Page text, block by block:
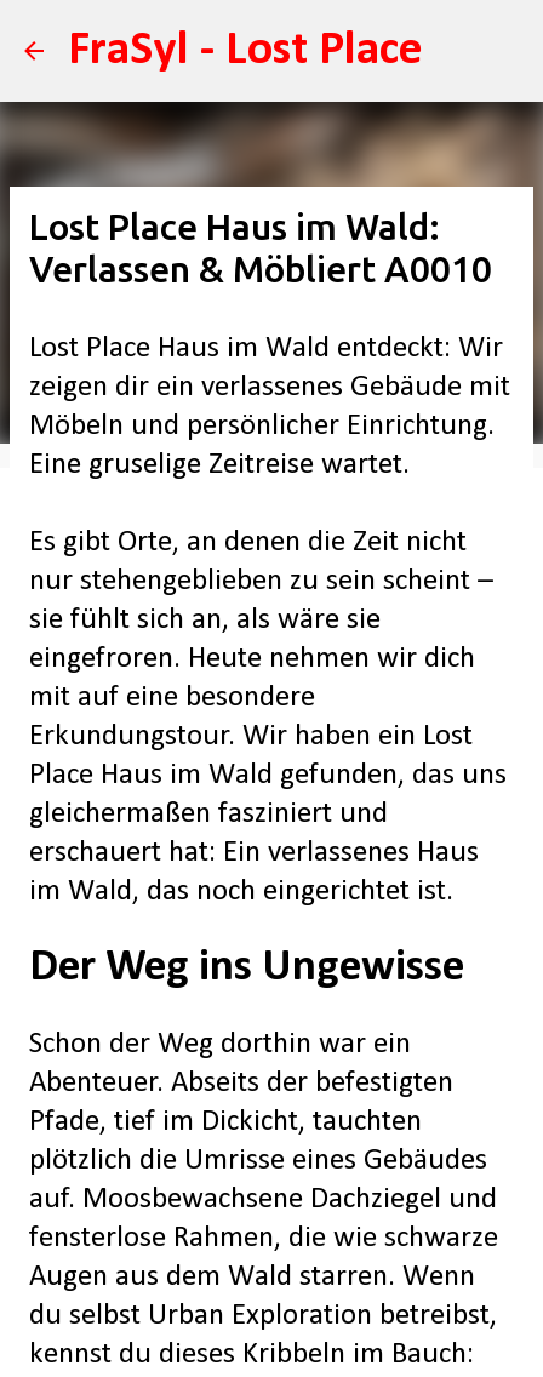
Direkt zum Hauptbereich
FraSyl - Lost Place
Lost Place Haus im Wald:
Verlassen & Möbliert A0010
Lost Place Haus im Wald entdeckt: Wir
zeigen dir ein verlassenes Gebäude mit
Möbeln und persönlicher Einrichtung.
Eine gruselige Zeitreise wartet.
Es gibt Orte, an denen die Zeit nicht
nur stehengeblieben zu sein scheint –
sie fühlt sich an, als wäre sie
eingefroren. Heute nehmen wir dich
mit auf eine besondere
Erkundungstour. Wir haben ein Lost
Place Haus im Wald gefunden, das uns
gleichermaßen fasziniert und
erschauert hat: Ein verlassenes Haus
im Wald, das noch eingerichtet ist.
Der Weg ins Ungewisse
Schon der Weg dorthin war ein
Abenteuer. Abseits der befestigten
Pfade, tief im Dickicht, tauchten
plötzlich die Umrisse eines Gebäudes
auf. Moosbewachsene Dachziegel und
fensterlose Rahmen, die wie schwarze
Augen aus dem Wald starren. Wenn
du selbst Urban Exploration betreibst,
kennst du dieses Kribbeln im Bauch: